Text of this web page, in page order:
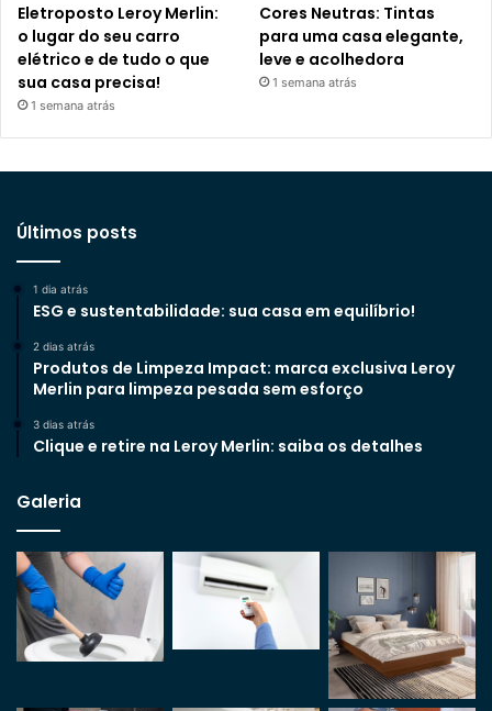
Eletroposto Leroy Merlin:
o lugar do seu carro
elétrico e de tudo o que
sua casa precisa!
1 semana atrás
Cores Neutras: Tintas
para uma casa elegante,
leve e acolhedora
1 semana atrás
Últimos posts
1 dia atrás
ESG e sustentabilidade: sua casa em equilíbrio!
2 dias atrás
Produtos de Limpeza Impact: marca exclusiva Leroy
Merlin para limpeza pesada sem esforço
3 dias atrás
Clique e retire na Leroy Merlin: saiba os detalhes
Galeria